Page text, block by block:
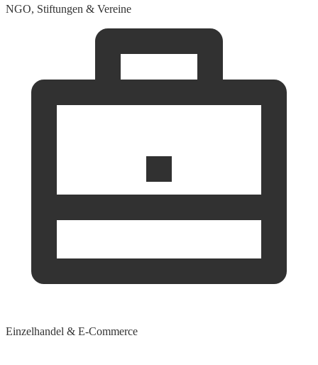
NGO, Stiftungen & Vereine
Einzelhandel & E-Commerce